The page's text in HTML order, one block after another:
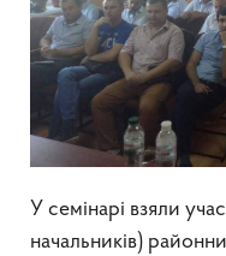
У семінарі взяли
начальників)